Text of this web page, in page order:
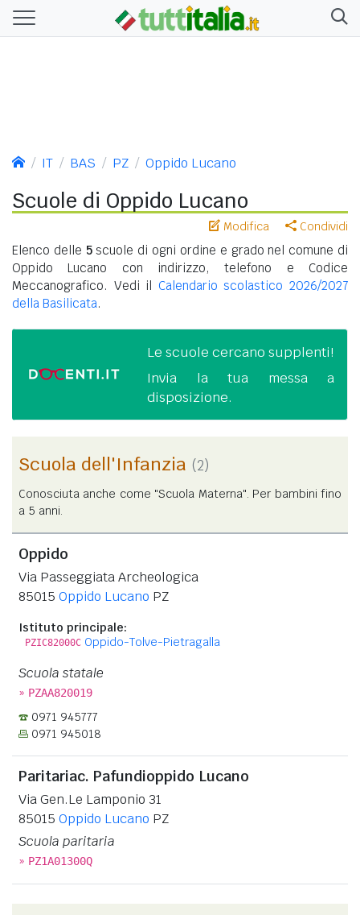
IT BAS PZ Oppido Lucano
Scuole di Oppido Lucano
Modifica Condividi
Elenco delle 5scuole di ogni ordine e grado nel comune di
Oppido Lucano con indirizzo, telefono e Codice
Meccanografico. Vedi il Calendario scolastico 2026/2027
della Basilicata.
Le scuole cercano supplenti!
Invia la tua messa a
disposizione.
Scuola dell'Infanzia (2)
Conosciuta anche come "Scuola Materna". Per bambini fino
a 5 anni.
Oppido
Via Passeggiata Archeologica
85015 Oppido Lucano PZ
Istituto principale:
PZIC82000C Oppido-Tolve-Pietragalla
Scuola statale
» PZAA820019
0971 945777
0971 945018
Paritariac. Pafundioppido Lucano
Via Gen.Le Lamponio 31
85015 Oppido Lucano PZ
Scuola paritaria
» PZ1A01300Q